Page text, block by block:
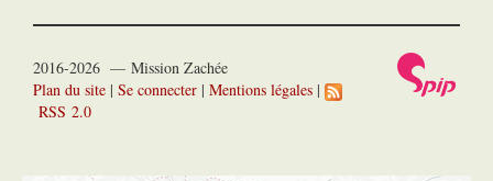
2016-2026 — Mission Zachée
Plan du site | Se connecter | Mentions légales |
RSS 2.0